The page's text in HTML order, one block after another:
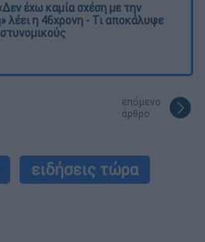
έχω καμία σχέση με την
λέει η 46χρονη - Τι αποκάλυψε
επόμενο
άρθρο
ειδήσεις τώρα